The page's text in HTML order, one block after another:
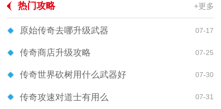
热门攻略 +更多
原始传奇去哪升级武器 07-17
传奇商店升级攻略 07-25
传奇世界砍树用什么武器好 07-30
传奇攻速对道士有用么 07-31